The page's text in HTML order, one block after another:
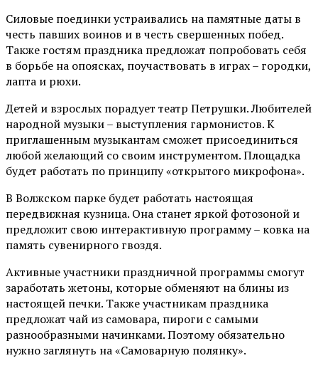
Силовые поединки устраивались на памятные даты в
честь павших воинов и в честь свершенных побед.
Также гостям праздника предложат попробовать себя
в борьбе на опоясках, поучаствовать в играх – городки,
лапта и рюхи.
Детей и взрослых порадует театр Петрушки. Любителей
народной музыки – выступления гармонистов. К
приглашенным музыкантам сможет присоединиться
любой желающий со своим инструментом. Площадка
будет работать по принципу «открытого микрофона».
В Волжском парке будет работать настоящая
передвижная кузница. Она станет яркой фотозоной и
предложит свою интерактивную программу – ковка на
память сувенирного гвоздя.
Активные участники праздничной программы смогут
заработать жетоны, которые обменяют на блины из
настоящей печки. Также участникам праздника
предложат чай из самовара, пироги с самыми
разнообразными начинками. Поэтому обязательно
нужно заглянуть на «Самоварную полянку».